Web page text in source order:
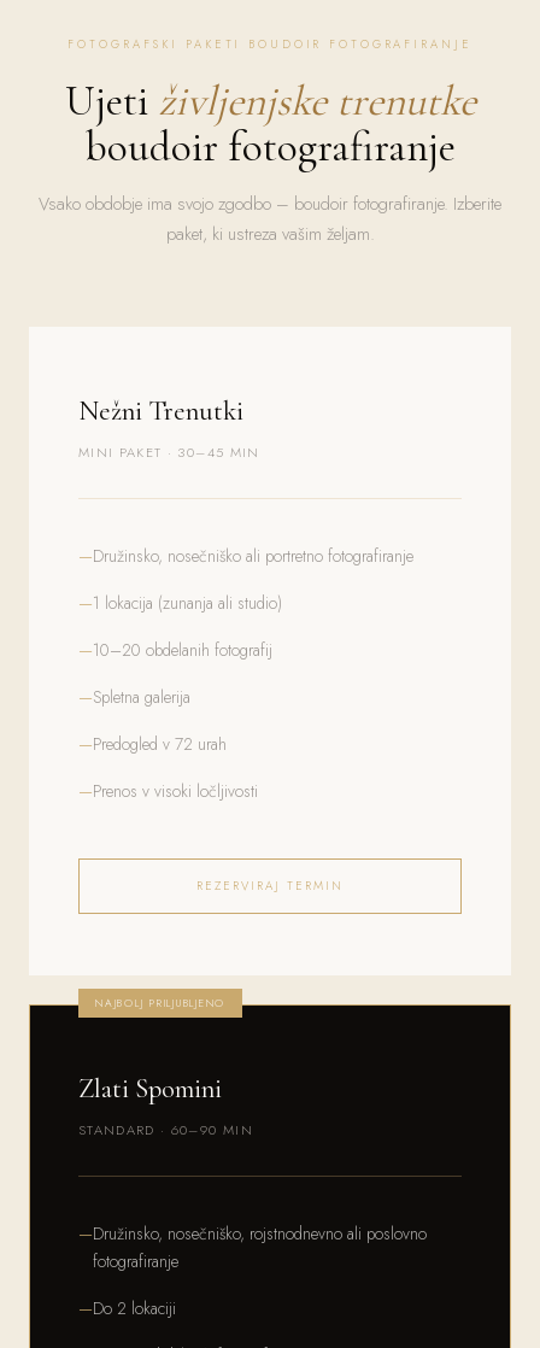
FOTOGRAFSKI PAKETI BOUDOIR FOTOGRAFIRANJE
Ujeti življenjske trenutke
boudoir fotografiranje
Vsako obdobje ima svojo zgodbo – boudoir fotografiranje. Izberite
paket, ki ustreza vašim željam.
Nežni Trenutki
MINI PAKET · 30–45 MIN
Družinsko, nosečniško ali portretno fotografiranje
1 lokacija (zunanja ali studio)
10–20 obdelanih fotografij
Spletna galerija
Predogled v 72 urah
Prenos v visoki ločljivosti
REZERVIRAJ TERMIN
NAJBOLJ PRILJUBLJENO
Zlati Spomini
STANDARD · 60–90 MIN
Družinsko, nosečniško, rojstnodnevno ali poslovno
fotografiranje
Do 2 lokaciji